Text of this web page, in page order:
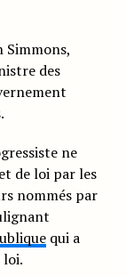
Simmons,
des
ne
de loi par les
nommés par
qui a